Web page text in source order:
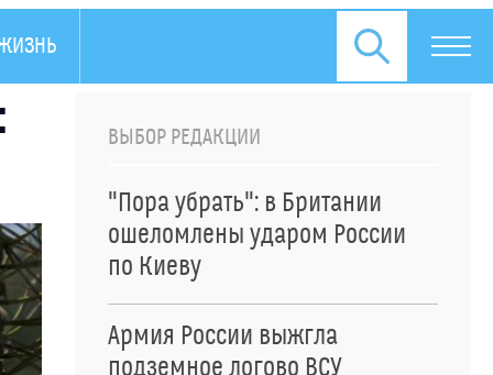
ВЫБОР РЕДАКЦИИ
"Пора убрать": в Британии
ошеломлены ударом России
по Киеву
Армия России выжгла
подземное логово ВСУ